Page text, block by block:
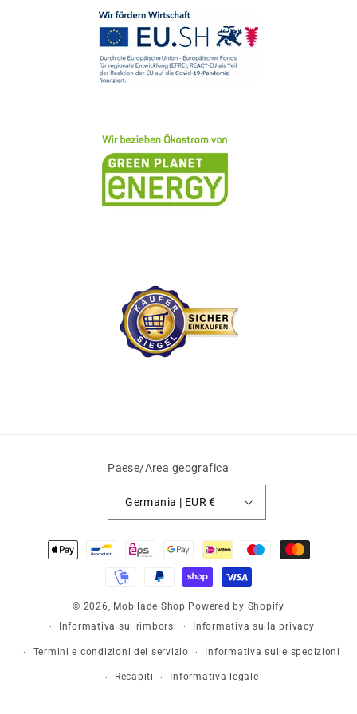
Paese/Area geografica
Germania | EUR €
Metodi
© 2026, Mobilade Shop Powered by Shopify
Informativa sui rimborsi
Informativa sulla privacy
Termini e condizioni del servizio Informativa sulle spedizioni
Recapiti Informativa legale